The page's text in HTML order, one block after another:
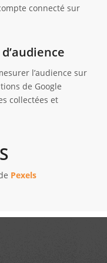
connecté sur
l’audience sur
de Google
collectées et
Pexels